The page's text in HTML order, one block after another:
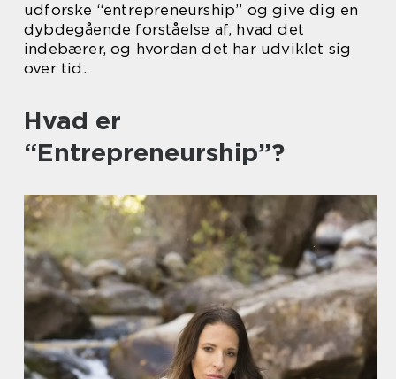
udforske “entrepreneurship” og give dig en
dybdegående forståelse af, hvad det
indebærer, og hvordan det har udviklet sig
over tid.
Hvad er
“Entrepreneurship”?